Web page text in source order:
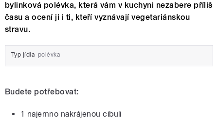
bylinková polévka, která vám v kuchyni nezabere příliš
času a ocení ji i ti, kteří vyznávají vegetariánskou
stravu.
Typ jídla polévka
Budete potřebovat:
1 najemno nakrájenou cibuli